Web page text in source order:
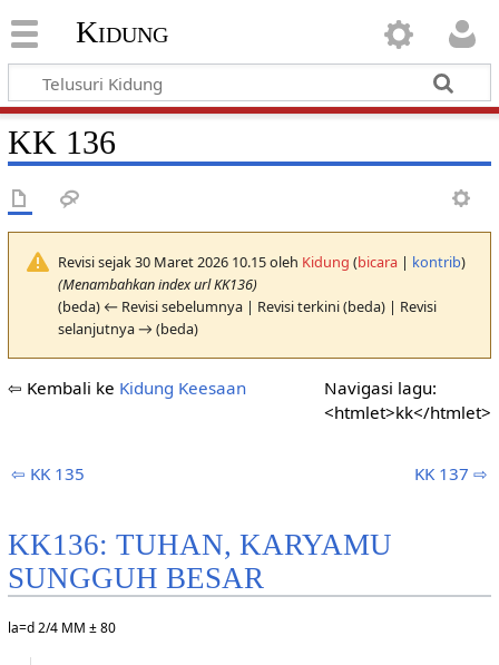
Kidung
KK 136
Revisi sejak 30 Maret 2026 10.15 oleh Kidung (bicara| kontrib)
(Menambahkan index url KK136)
(beda) ← Revisi sebelumnya | Revisi terkini (beda) | Revisi
selanjutnya → (beda)
Navigasi lagu:
<htmlet>kk</htmlet>
⇦ Kembali ke Kidung Keesaan
⇦ KK 135 KK 137 ⇨
KK136: TUHAN, KARYAMU
SUNGGUH BESAR
la=d 2/4 MM ± 80